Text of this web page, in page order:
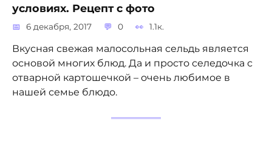
условиях. Рецепт с фото
6 декабря, 2017 0 1.1к.
Вкусная свежая малосольная сельдь является
основой многих блюд. Да и просто селедочка с
отварной картошечкой – очень любимое в
нашей семье блюдо.